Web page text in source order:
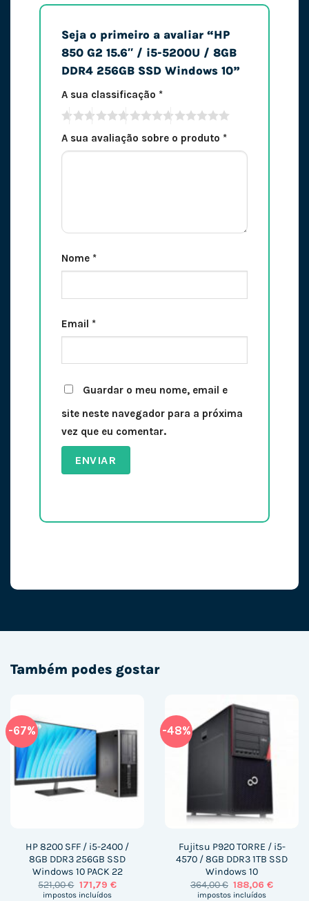
Seja o primeiro a avaliar “HP
850 G2 15.6″ / i5-5200U / 8GB
DDR4 256GB SSD Windows 10”
A sua classificação *
A sua avaliação sobre o produto *
Nome *
Email *
Guardar o meu nome, email e
site neste navegador para a próxima
vez que eu comentar.
Também podes gostar
-67%
HP 8200 SFF / i5-2400 /
8GB DDR3 256GB SSD
Windows 10 PACK 22
521,00€ O
preço
171,79 €O
impostos incluídos
-48%
Fujitsu P920 TORRE / i5-
4570 / 8GB DDR3 1TB SSD
Windows 10
364,00€ O
preço
188,06€O
impostos incluídos